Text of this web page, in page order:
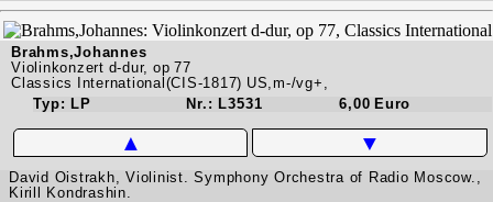
Brahms,Johannes
Violinkonzert d-dur, op 77
Classics International(CIS-1817) US,m-/vg+,
Typ: LP
Nr.: L3531 6,00 Euro
▲ ▼
David Oistrakh, Violinist. Symphony Orchestra of Radio Moscow.,
Kirill Kondrashin.